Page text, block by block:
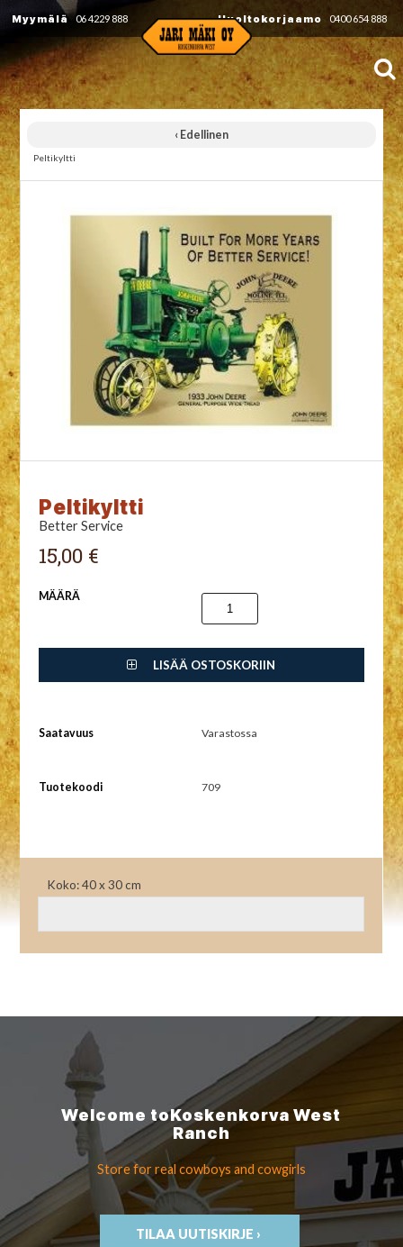
Myymälä 06 4229 888 Huoltokorjaamo 0400 654 888
‹ Edellinen
Peltikyltti
Peltikyltti
Better Service
15,00 €
MÄÄRÄ
LISÄÄ OSTOSKORIIN
Saatavuus Varastossa
Tuotekoodi 709
Koko: 40 x 30 cm
Welcome toKoskenkorvaWest
Ranch
Store for real cowboys and cowgirls
TILAA UUTISKIRJE ›